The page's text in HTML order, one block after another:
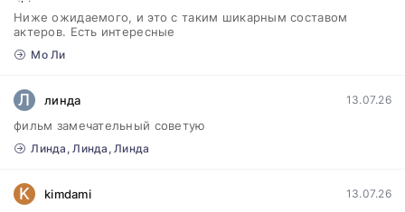
Ниже ожидаемого, и это с таким шикарным составом
актеров. Есть интересные
Мо Ли
Л линда 13.07.26
фильм замечательный советую
Линда, Линда, Линда
K kimdami 13.07.26